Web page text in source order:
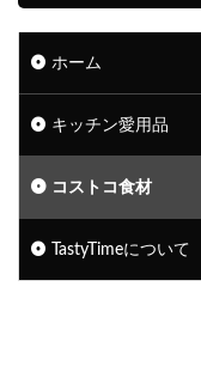
ホーム
キッチン愛用品
コストコ食材
TastyTimeについて